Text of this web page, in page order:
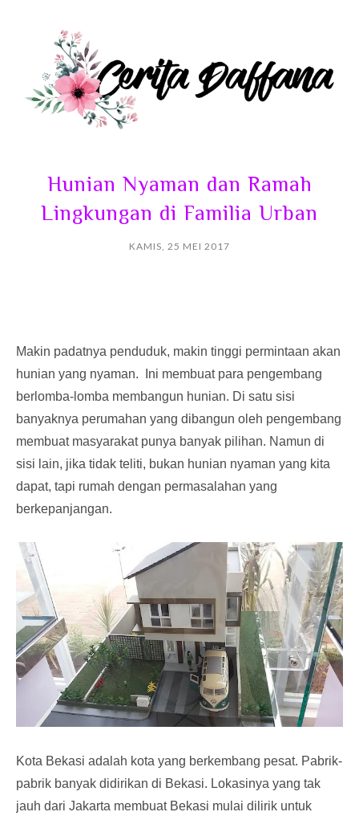
Hunian Nyaman dan Ramah
Lingkungan di Familia Urban
KAMIS, 25 MEI 2017
Makin padatnya penduduk, makin tinggi permintaan akan
hunian yang nyaman.
Ini membuat para pengembang
berlomba-lomba membangun hunian. Di satu sisi
banyaknya perumahan yang dibangun oleh pengembang
membuat masyarakat punya banyak pilihan. Namun di
sisi lain, jika tidak teliti, bukan hunian nyaman yang kita
dapat, tapi rumah dengan permasalahan yang
berkepanjangan.
Kota Bekasi adalah kota yang berkembang pesat. Pabrik-
pabrik banyak didirikan di Bekasi. Lokasinya yang tak
jauh dari Jakarta membuat Bekasi mulai dilirik untuk